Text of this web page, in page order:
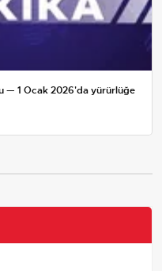
— 1 Ocak 2026'da yürürlüğe